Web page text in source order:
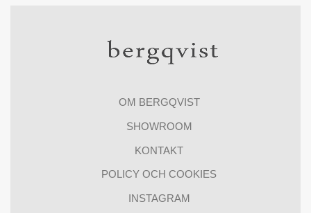
OM BERGQVIST
SHOWROOM
KONTAKT
POLICY OCH COOKIES
INSTAGRAM